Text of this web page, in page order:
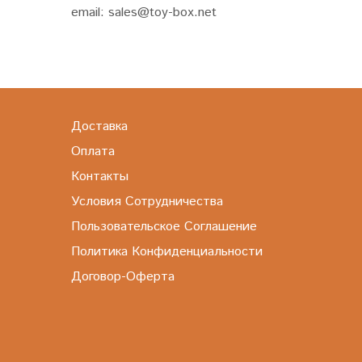
email: sales@toy-box.net
Доставка
Оплата
Контакты
Условия Сотрудничества
Пользовательское Соглашение
Политика Конфиденциальности
Договор-Оферта